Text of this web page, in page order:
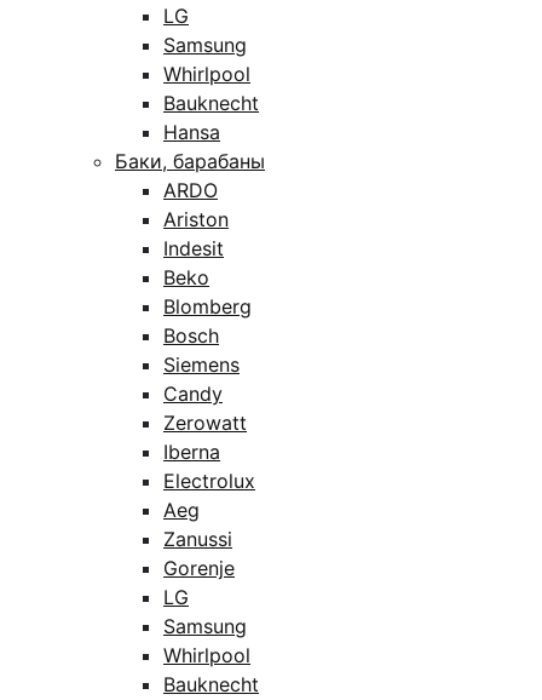
LG
Samsung
Whirlpool
Bauknecht
Hansa
Баки, барабаны
ARDO
Ariston
Indesit
Beko
Blomberg
Bosch
Siemens
Candy
Zerowatt
Iberna
Electrolux
Aeg
Zanussi
Gorenje
LG
Samsung
Whirlpool
Bauknecht